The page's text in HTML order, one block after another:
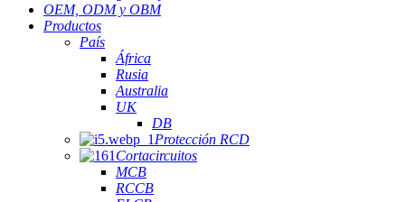
OEM, ODM y OBM
Productos
País
África
Rusia
Australia
UK
DB
Protección RCD
Cortacircuitos
MCB
RCCB